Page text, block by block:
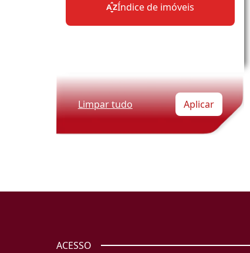
Índice de imóveis
Limpar tudo Aplicar
ACESSO